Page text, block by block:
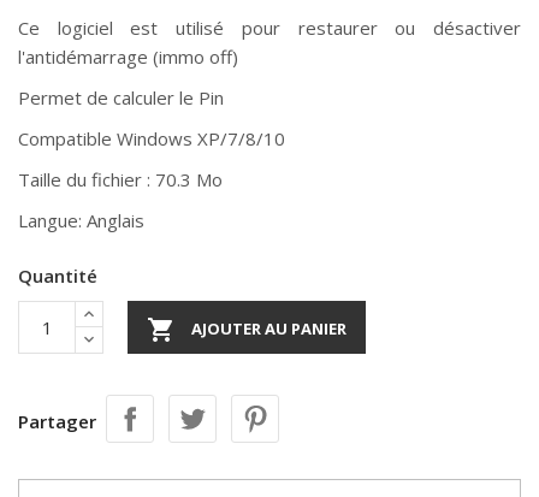
Ce logiciel est utilisé pour restaurer ou désactiver
l'antidémarrage (immo off)
Permet de calculer le Pin
Compatible Windows XP/7/8/10
Taille du fichier : 70.3 Mo
Langue: Anglais
Quantité
 AJOUTER AU PANIER
Partager